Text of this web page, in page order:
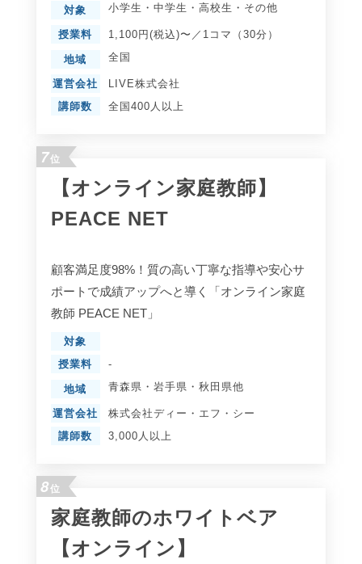
対象 小学生 ・ 中学生 ・ 高校生 ・ その他
授業料 1,100円(税込)〜／1コマ（30分）
地域 全国
運営会社
LIVE株式会社
講師数
全国400人以上
7位
【オンライン家庭教師】
PEACE NET
顧客満足度98%！質の高い丁寧な指導や安心サ
ポートで成績アップへと導く「オンライン家庭
教師 PEACE NET」
対象
授業料
-
地域 青森県 ・ 岩手県 ・ 秋田県他
運営会社
株式会社ディー・エフ・シー
講師数
3,000人以上
8位
家庭教師のホワイトベア
【オンライン】